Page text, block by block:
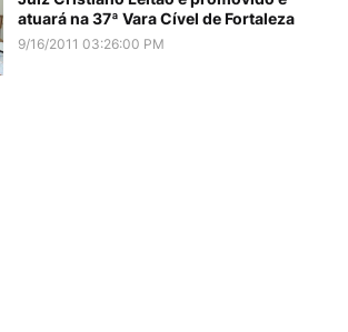
atuará na 37ª Vara Cível de Fortaleza
9/16/2011 03:26:00 PM